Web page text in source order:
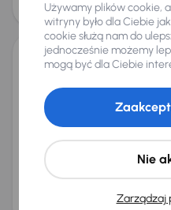
37 500 zł
Opel Crossland
47 891 kmBenzyna1.2
Od pierwszego właściciela
Auta krajowe
1.2 Turbo
Miesięczna rata
od 298 zł
Używamy plików cookie,
witryny było dla Ciebie
cookie służą nam do
jednocześnie możemy
mogą być dla Ciebie
Zarządzaj
Nie